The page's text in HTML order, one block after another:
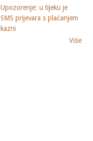
Upozorenje: u tijeku je
SMS prijevara s plaćanjem
kazni
Više